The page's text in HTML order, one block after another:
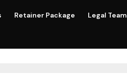
Retainer Package Legal Team